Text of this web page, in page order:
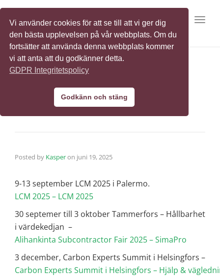
Kalendarie
Posted by Kasperon juni 19, 2025
9-13 september LCM 2025 i Palermo.
LCM 2025 – LCM 2025
30 septemer till 3 oktober Tammerfors – Hållbarhet
i värdekedjan –
Alihankinta Subcontractor Fair 2025 – SimaPro
3 december, Carbon Experts Summit i Helsingfors –
Carbon Experts Summit i Helsingfors – Hjälp &
Vi använder cookies för att se till att vi ger dig
den bästa upplevelsen på vår webbplats. Om du
fortsätter att använda denna webbplats kommer
vi att anta att du godkänner detta.
GDPR Integritetspolicy
Godkänn och stäng